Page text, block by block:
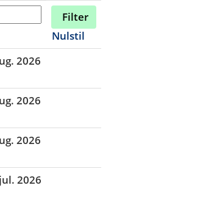
Nulstil
2026
2026
2026
2026